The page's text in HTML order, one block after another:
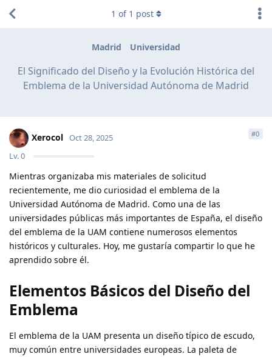
Madrid Universidad
El Significado del Diseño y la Evolución Histórica del
Emblema de la Universidad Autónoma de Madrid
1 of 1 post
Xerocol
Lv.0
Oct 28, 2025 #0
Mientras organizaba mis materiales de solicitud
recientemente, me dio curiosidad el emblema de la
Universidad Autónoma de Madrid. Como una de las
universidades públicas más importantes de España, el diseño
del emblema de la UAM contiene numerosos elementos
históricos y culturales. Hoy, me gustaría compartir lo que he
aprendido sobre él.
Elementos Básicos del Diseño del
Emblema
El emblema de la UAM presenta un diseño típico de escudo,
muy común entre universidades europeas. La paleta de